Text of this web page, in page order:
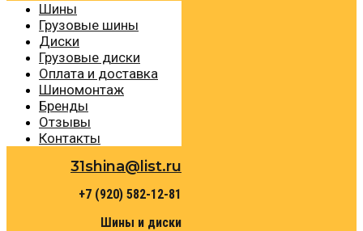
Шины
Грузовые шины
Диски
Грузовые диски
Оплата и доставка
Шиномонтаж
Бренды
Отзывы
Контакты
31shina@list.ru
+7 (920) 582-12-81
Шины и диски